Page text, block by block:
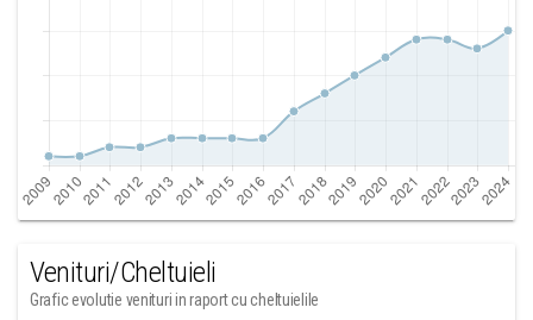
Venituri/Cheltuieli
Grafic evolutie venituri in raport cu cheltuielile